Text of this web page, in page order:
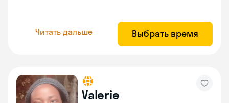
Читать дальше Выбрать время
Valerie